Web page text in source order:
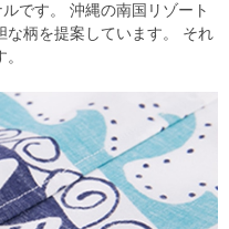
です。 沖縄の南国リゾート
な柄を提案しています。 それ